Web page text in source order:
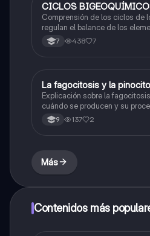
Biologia
CICLOS
Comprensión de los ciclos de
regulan el balance de los
7 438 7
Biologia
La fagocitosis y la
Explicación sobre la
cuándo se producen y su
9 137 2
Más
Contenidos más